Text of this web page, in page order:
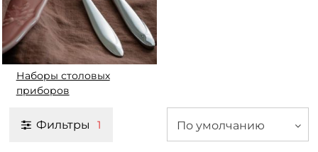
Наборы столовых
приборов
Фильтры 1 По умолчанию